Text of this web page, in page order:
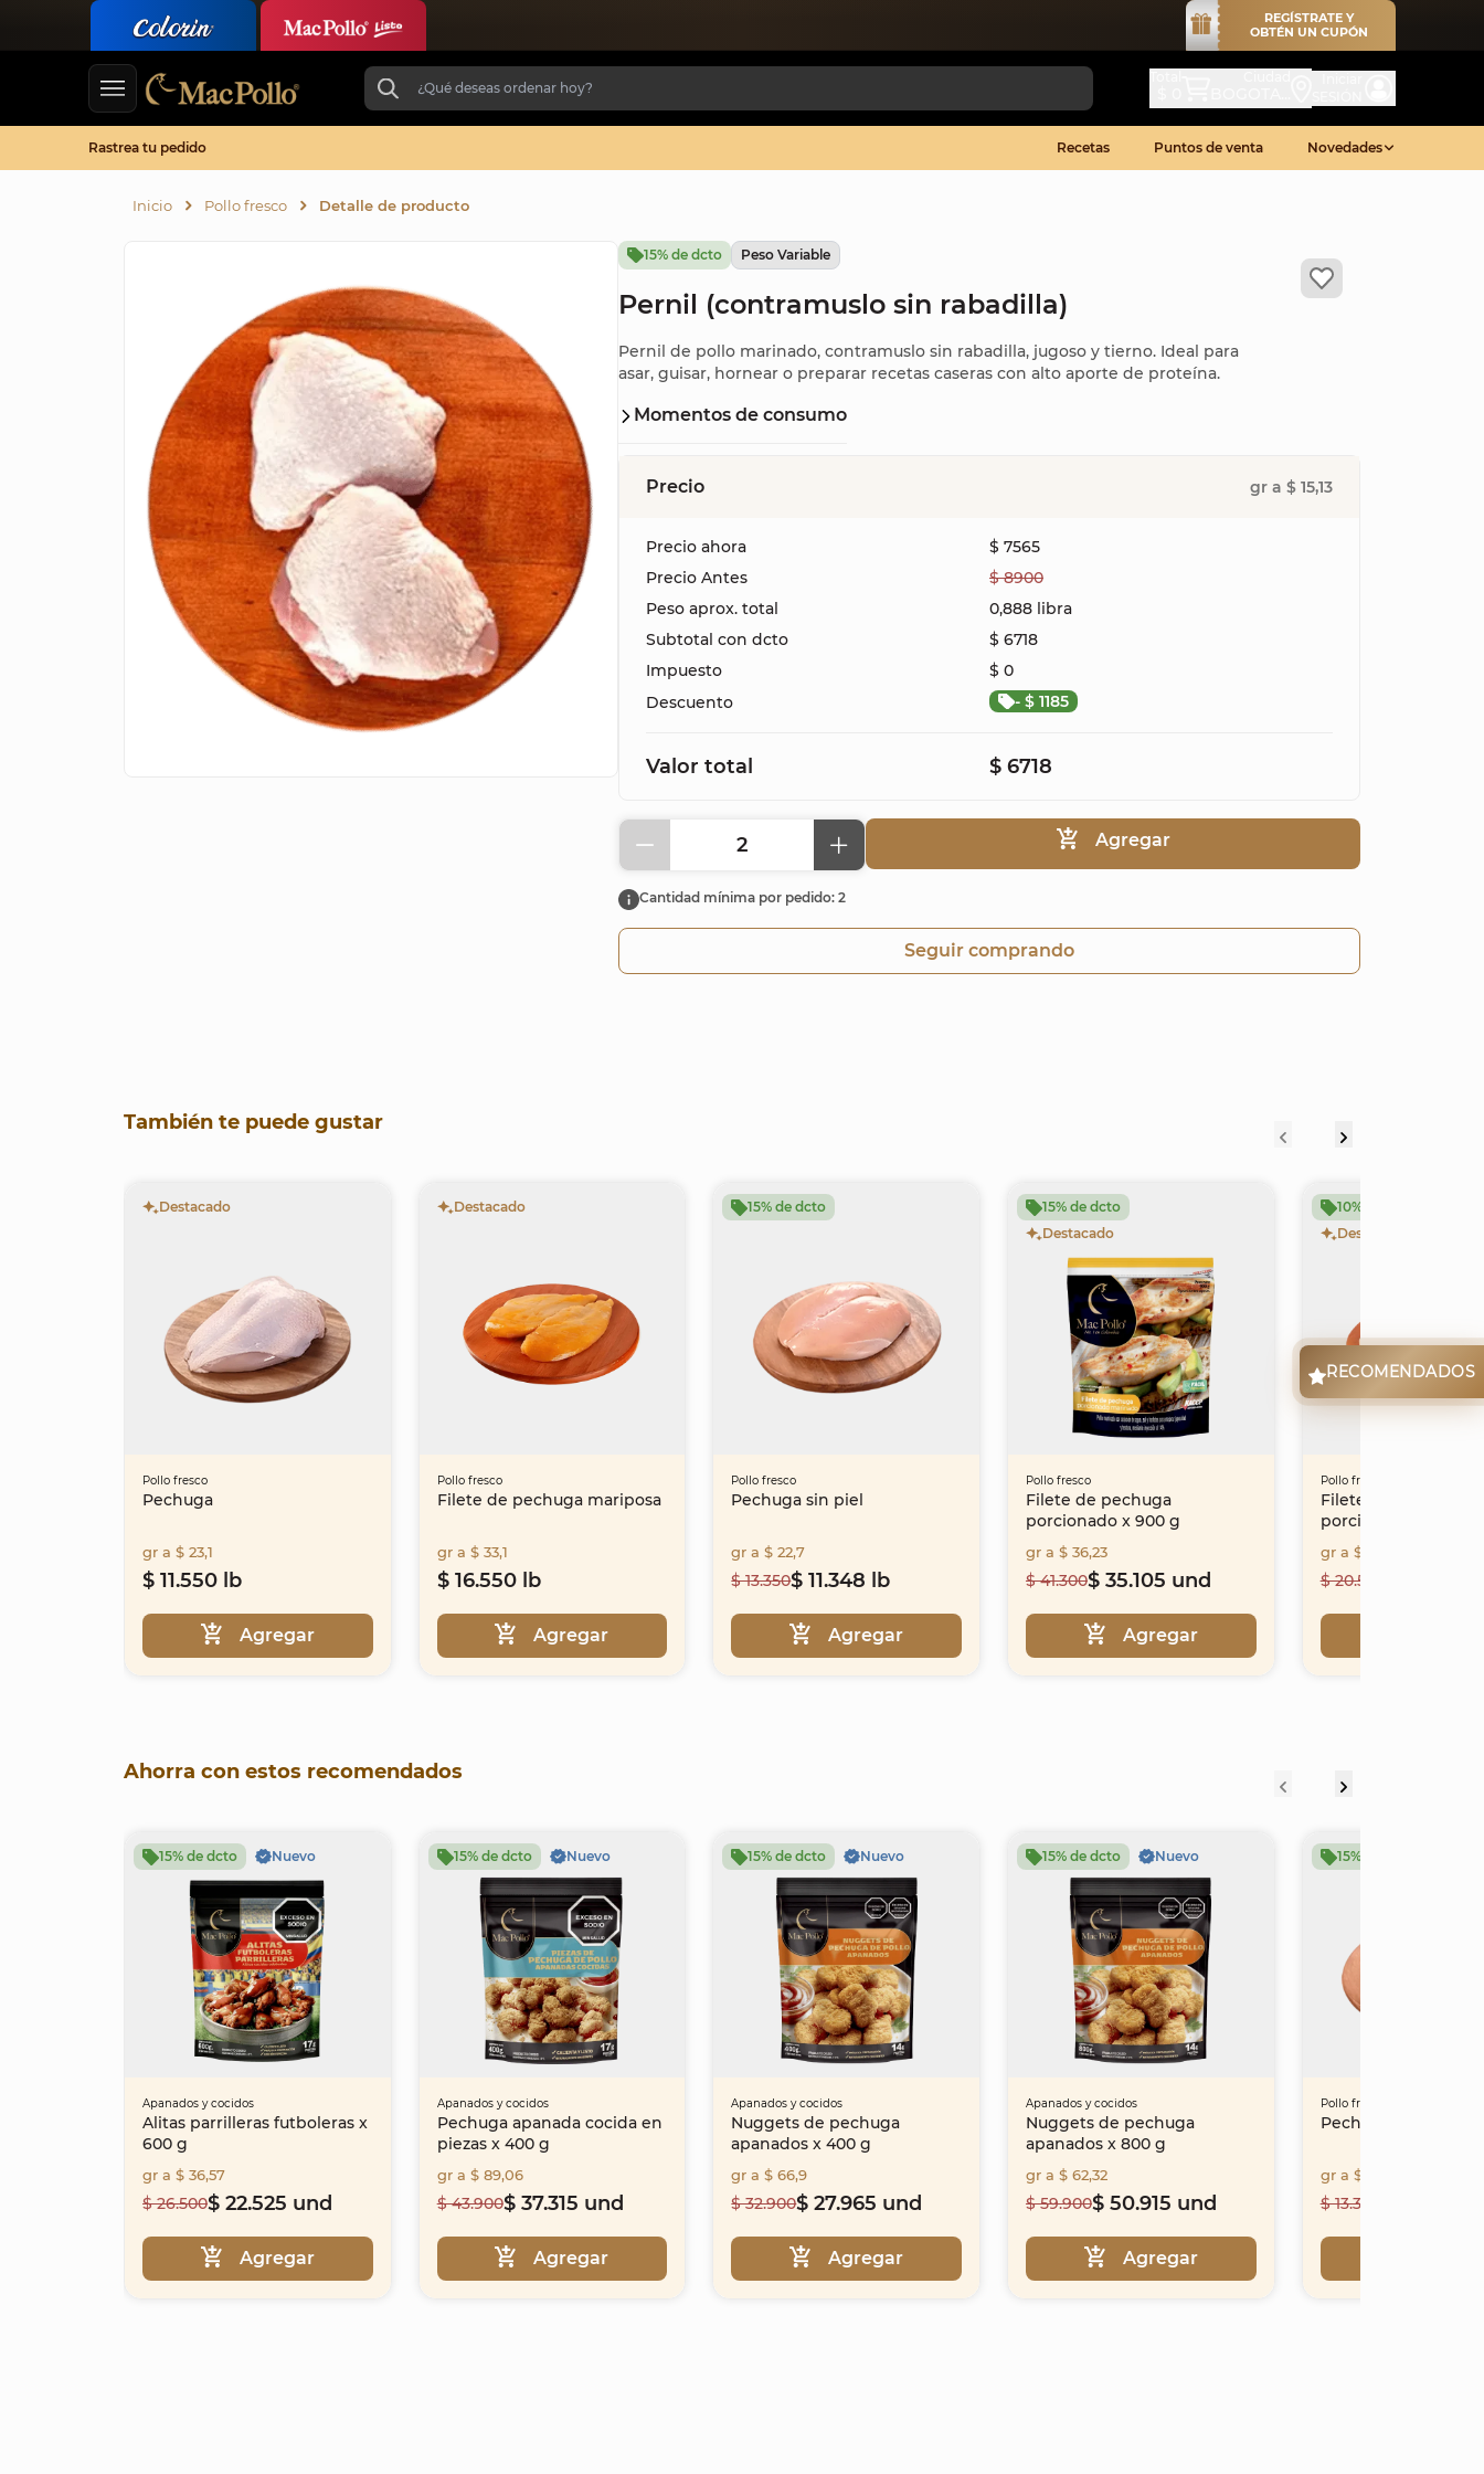
REGÍSTRATE Y
OBTÉN UN CUPÓN
Rastrea tu pedido Recetas Puntos de venta Novedades
Inicio Pollo fresco Detalle de producto
15% de dcto Peso Variable
Pernil (contramuslo sin rabadilla)
Pernil de pollo marinado, contramuslo sin rabadilla, jugoso y tierno. Ideal para
asar, guisar, hornear o preparar recetas caseras con alto aporte de proteína.
Momentos de consumo
Precio gr a $ 15,13
Precio ahora
$ 7565
Precio Antes
$ 8900
Peso aprox. total
0,888 libra
Subtotal con dcto
$ 6718
Impuesto
$ 0
Descuento
- $ 1185
Valor total $ 6718
2
Cantidad mínima por pedido: 2
Agregar
Seguir comprando
También te puede gustar
Destacado
Pollo fresco
Pechuga
gr a $ 23,1
$ 11.550 lb
Agregar
Destacado
Pollo fresco
Filete de pechuga mariposa
gr a $ 33,1
$ 16.550 lb
Agregar
15% de dcto
Pollo fresco
Pechuga sin piel
gr a $ 22,7
$ 13.350$ 11.348 lb
Agregar
15% de dcto
Destacado
Pollo fresco
Filete de pechuga
porcionado x 900 g
gr a $ 36,23
$ 41.300$ 35.105 und
Agregar
10% de dcto
Destacado
Pollo fresco
Filete de pechuga
porcionado (10 und)
gr a $ 36,9
$ 20.500
of
Ahorra con estos recomendados
15% de dcto Nuevo
Apanados y cocidos
Alitas parrilleras futboleras x
600 g
gr a $ 36,57
$ 26.500$ 22.525 und
Agregar
15% de dcto Nuevo
Apanados y cocidos
Pechuga apanada cocida en
piezas x 400 g
gr a $ 89,06
$ 43.900$ 37.315 und
Agregar
15% de dcto Nuevo
Apanados y cocidos
Nuggets de pechuga
apanados x 400 g
gr a $ 66,9
$ 32.900$ 27.965 und
Agregar
15% de dcto Nuevo
Apanados y cocidos
Nuggets de pechuga
apanados x 800 g
gr a $ 62,32
$ 59.900$ 50.915 und
Agregar
15% de dcto
Pollo fresco
Pechuga sin piel
gr a $ 22,7
$ 13.350
RECOMENDADOS